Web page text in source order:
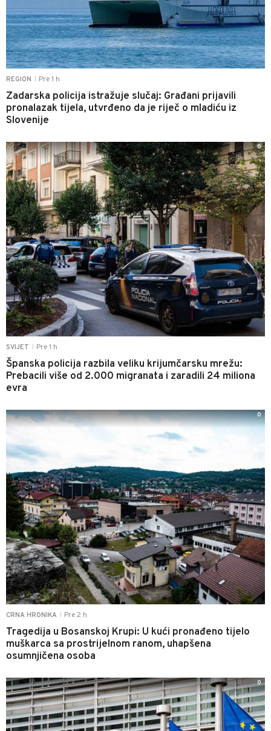
REGION Pre 1 h
Zadarska policija istražuje slučaj: Građani prijavili
pronalazak tijela, utvrđeno da je riječ o mladiću iz
Slovenije
SVIJET Pre 1 h
Španska policija razbila veliku krijumčarsku mrežu:
Prebacili više od 2.000 migranata i zaradili 24 miliona
evra
0
CRNA HRONIKA Pre 2 h
Tragedija u Bosanskoj Krupi: U kući pronađeno tijelo
muškarca sa prostrijelnom ranom, uhapšena
osumnjičena osoba
0
0